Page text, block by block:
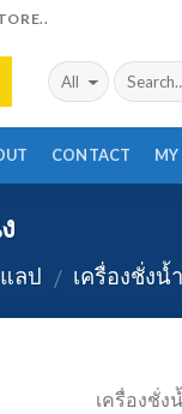
CONTACT
ลป / เครื่องชั่งน้
เครื่องชั่ง